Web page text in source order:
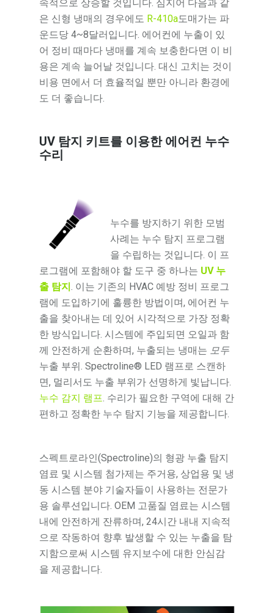
속적으로 상승할 것입니다. 심지어 다음과 같
은 신형 냉매의 경우에도 R-410a도매가는 파
운드당 4~8달러입니다. 에어컨에 누출이 있
어 정비 때마다 냉매를 계속 보충한다면 이 비
용은 계속 늘어날 것입니다. 대신 고치는 것이
비용 면에서 더 효율적일 뿐만 아니라 환경에
도 더 좋습니다.
UV 탐지 키트를 이용한 에어컨 누수
수리
누수를 방지하기 위한 모범
사례는 누수 탐지 프로그램
을 수립하는 것입니다. 이 프
로그램에 포함해야 할 도구 중 하나는 UV 누
출 탐지. 이는 기존의 HVAC 예방 정비 프로그
램에 도입하기에 훌륭한 방법이며, 에어컨 누
출을 찾아내는 데 있어 시각적으로 가장 정확
한 방식입니다. 시스템에 주입되면 오일과 함
께 안전하게 순환하며, 누출되는 냉매는 모두
누출 부위. Spectroline® LED 램프로 스캔하
면, 멀리서도 누출 부위가 선명하게 빛납니다.
누수 감지 램프. 수리가 필요한 구역에 대해 간
편하고 정확한 누수 탐지 기능을 제공합니다.
스펙트로라인(Spectroline)의 형광 누출 탐지
염료 및 시스템 첨가제는 주거용, 상업용 및 냉
동 시스템 분야 기술자들이 사용하는 전문가
용 솔루션입니다. OEM 고품질 염료는 시스템
내에 안전하게 잔류하며, 24시간 내내 지속적
으로 작동하여 향후 발생할 수 있는 누출을 탐
지함으로써 시스템 유지보수에 대한 안심감
을 제공합니다.